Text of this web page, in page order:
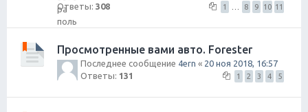
Ответы: 308 1 8 9 10 11
Просмотренные вами авто. Forester
Последнее сообщение 4ern « 20 ноя 2018, 16:57
Ответы: 131 1 2 3 4 5